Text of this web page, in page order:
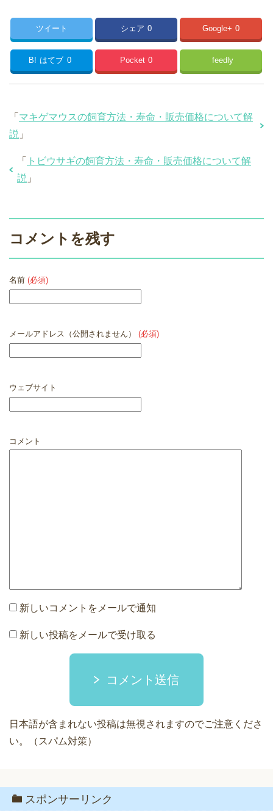
ツイート シェア 0 Google+ 0
B! はてブ 0 Pocket 0 feedly
「 マキゲマウスの飼育方法・寿命・販売価格について解
説 」
「
トビウサギの飼育方法・寿命・販売価格について解
説 」
コメントを残す
名前 (必須)
メールアドレス（公開されません） (必須)
ウェブサイト
コメント
新しいコメントをメールで通知
新しい投稿をメールで受け取る
コメント送信
日本語が含まれない投稿は無視されますのでご注意くださ
い。（スパム対策）
スポンサーリンク